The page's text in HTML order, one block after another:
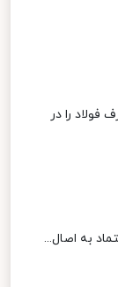
را در
به اصال...